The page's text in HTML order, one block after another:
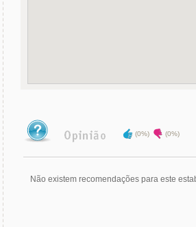
(0%) (0%)
Não existem recomendações para este